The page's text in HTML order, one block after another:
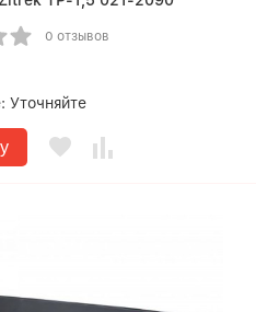
0 отзывов
Уточняйте